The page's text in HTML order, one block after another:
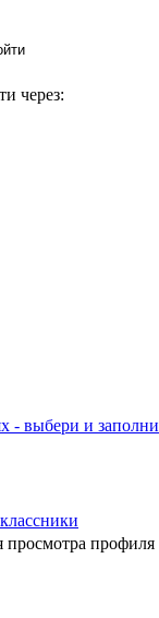
через:
- выбери и заполни
просмотра профиля